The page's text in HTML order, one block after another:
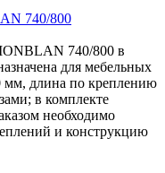
740/800
740/800 в
для мебельных
длина по креплению
в комплекте
необходимо
и конструкцию